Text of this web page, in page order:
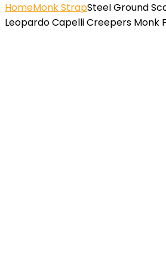
HomeMonk StrapSteeI Ground
Leopardo Capelli Creepers Monk